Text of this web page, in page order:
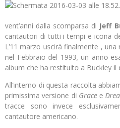
vent’anni dalla scomparsa di Jeff
cantautori di tutti i tempi e icona
L’11 marzo uscirà finalmente ,
nel Febbraio del 1993, un anno
album che ha restituito a Buckley il
All’interno di questa raccolta
primissima versione di Gracee
tracce sono invece
cantautore americano.